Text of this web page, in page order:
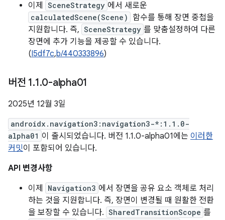
이제
SceneStrategy 에서 새로운
calculatedScene(Scene)
함수를 통해 장면 중첩을
지원합니다. 즉, SceneStrategy 를 맞춤설정하여 다른
장면에 추가 기능을 제공할 수 있습니다.
(I5df7c,b/440333896)
버전 1.1.0-alpha01
2025년 12월 3일
androidx.navigation3:navigation3-*:1.1.0-
alpha01 이 출시되었습니다. 버전 1.1.0-alpha01에는 이러한
커밋이 포함되어 있습니다.
API 변경사항
이제
Navigation3 에서 장면을 공유 요소 객체로 처리
하는 것을 지원합니다. 즉, 장면이 변경될 때 원활한 전환
을 보장할 수 있습니다. SharedTransitionScope 를